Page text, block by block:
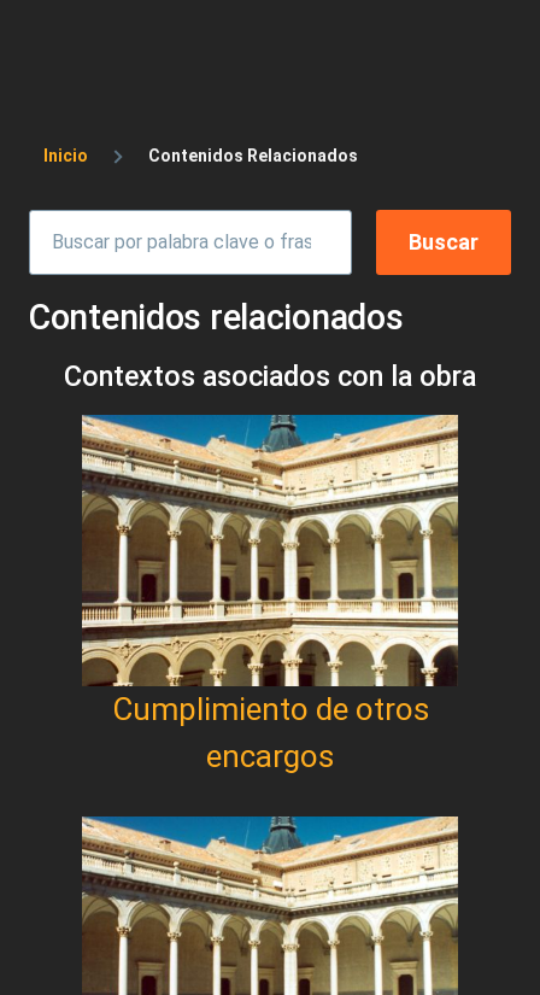
Sobrescribir enlaces de ayuda a la
Inicio Contenidos Relacionados
Contenidos relacionados
Contextos asociados con la obra
Cumplimiento de otros
encargos